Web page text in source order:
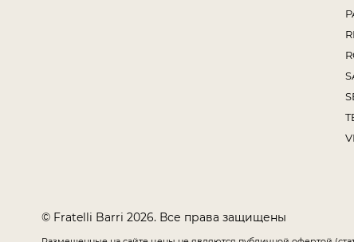
© Fratelli Barri 2026. Все права защищены